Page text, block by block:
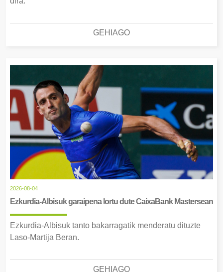
GEHIAGO
2026-08-04
Ezkurdia-Albisuk garaipena lortu dute CaixaBank Mastersean
Ezkurdia-Albisuk tanto bakarragatik menderatu dituzte
Laso-Martija Beran.
GEHIAGO